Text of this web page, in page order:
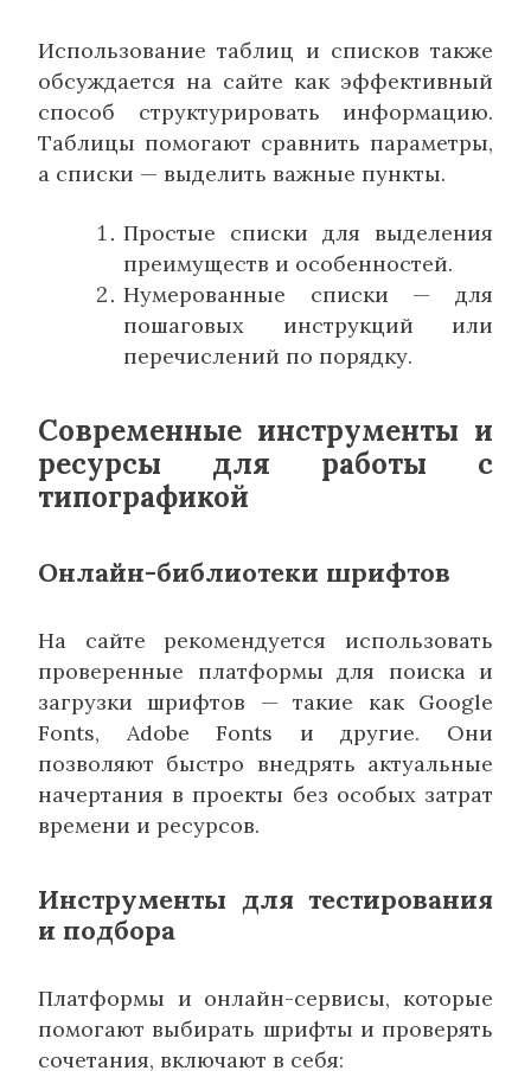
Использование таблиц и списков также
обсуждается на сайте как эффективный
способ структурировать информацию.
Таблицы помогают сравнить параметры,
а списки — выделить важные пункты.
Простые списки для выделения
преимуществ и особенностей.
Нумерованные списки — для
пошаговых инструкций или
перечислений по порядку.
Современные инструменты и
ресурсы для работы с
типографикой
Онлайн-библиотеки шрифтов
На сайте рекомендуется использовать
проверенные платформы для поиска и
загрузки шрифтов — такие как Google
Fonts, Adobe Fonts и другие. Они
позволяют быстро внедрять актуальные
начертания в проекты без особых затрат
времени и ресурсов.
Инструменты для тестирования
и подбора
Платформы и онлайн-сервисы, которые
помогают выбирать шрифты и проверять
сочетания, включают в себя: